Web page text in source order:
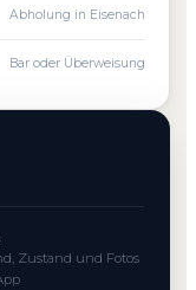
Abholung in Eisenach
Bar oder Überweisung
Zustand und Fotos